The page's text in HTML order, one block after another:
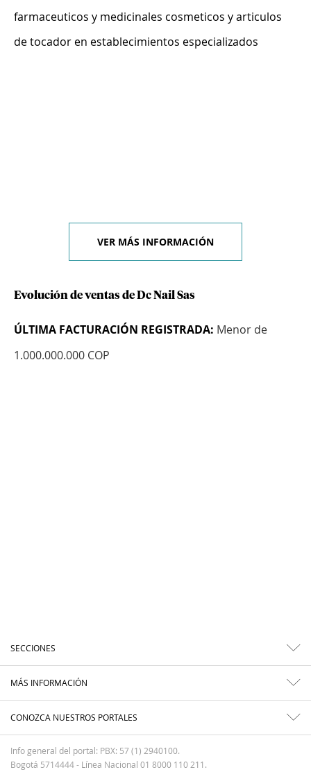
farmaceuticos y medicinales cosmeticos y articulos
de tocador en establecimientos especializados
VER MÁS INFORMACIÓN
Evolución de ventas de Dc Nail Sas
ÚLTIMA FACTURACIÓN REGISTRADA: Menor de
1.000.000.000 COP
SECCIONES
MÁS INFORMACIÓN
CONOZCA NUESTROS PORTALES
Info general del portal: PBX: 57 (1) 2940100.
Bogotá 5714444 - Línea Nacional 01 8000 110 211.